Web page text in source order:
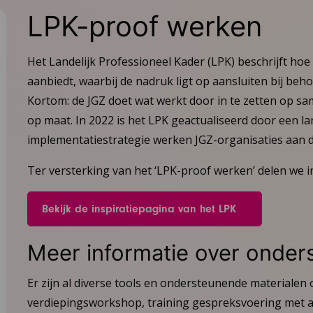
LPK-proof werken
Het Landelijk Professioneel Kader (LPK) beschrijft
aanbiedt, waarbij de nadruk ligt op aansluiten bij
Kortom: de JGZ doet wat werkt door in te zetten op
op maat. In 2022 is het LPK geactualiseerd door een
implementatiestrategie werken JGZ-organisaties aan
Ter versterking van het ‘LPK-proof werken’ delen
Bekijk de inspiratiepagina van het LPK
Meer informatie over
Er zijn al diverse tools en ondersteunende
verdiepingsworkshop, training gespreksvoering met